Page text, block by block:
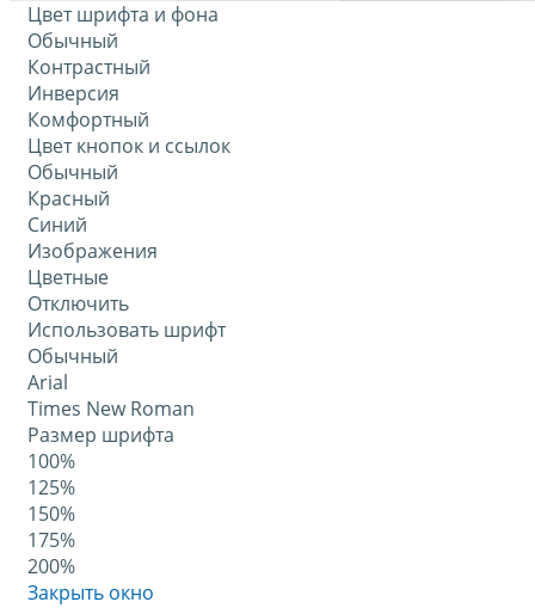
Цвет шрифта и фона
Обычный
Контрастный
Инверсия
Комфортный
Цвет кнопок и ссылок
Обычный
Красный
Синий
Изображения
Цветные
Отключить
Использовать шрифт
Обычный
Arial
Times New Roman
Размер шрифта
100%
125%
150%
175%
200%
Закрыть окно